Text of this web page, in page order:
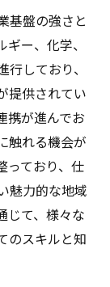
要なもの
なるため
事派遣の
ラント工
様性
方法
方
基盤の強さと
ー、化学、
しており、
提供されてい
携が進んでお
触れる機会が
っており、仕
魅力的な地域
じて、様々な
のスキルと知